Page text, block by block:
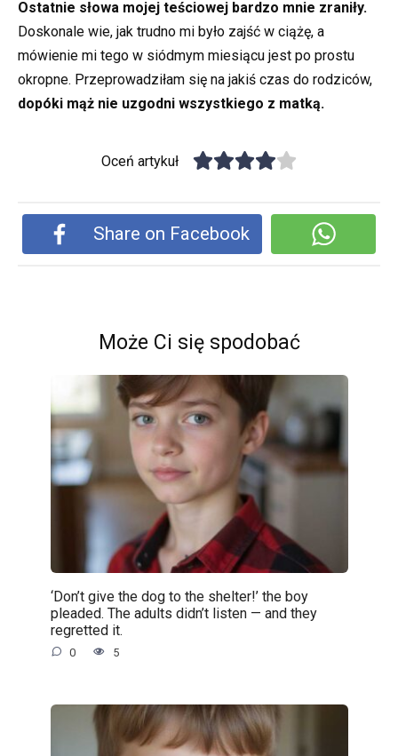
Ostatnie słowa mojej teściowej bardzo mnie zraniły.
Doskonale wie, jak trudno mi było zajść w ciążę, a
mówienie mi tego w siódmym miesiącu jest po prostu
okropne. Przeprowadziłam się na jakiś czas do rodziców,
dopóki mąż nie uzgodni wszystkiego z matką.
Oceń artykuł
Share on Facebook
Może Ci się spodobać
‘Don’t give the dog to the shelter!’ the boy
pleaded. The adults didn’t listen — and they
regretted it.
0 5